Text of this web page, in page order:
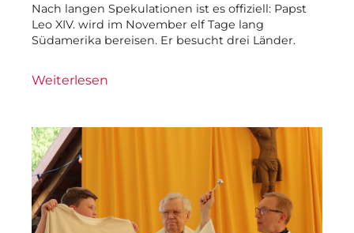
Nach langen Spekulationen ist es offiziell: Papst
Leo XIV. wird im November elf Tage lang
Südamerika bereisen. Er besucht drei Länder.
Weiterlesen